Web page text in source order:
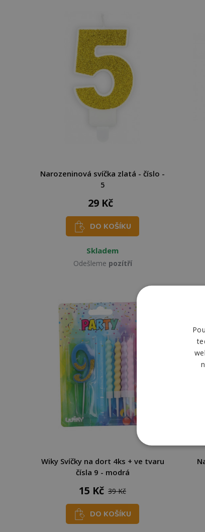
Narozeninová svíčka zlatá - číslo -
5
29 Kč
DO KOŠÍKU
Skladem
Odešleme pozítří
Wiky Svíčky na dort 4ks + ve tvaru
čísla 9 - modrá
15 Kč 39 Kč
DO KOŠÍKU